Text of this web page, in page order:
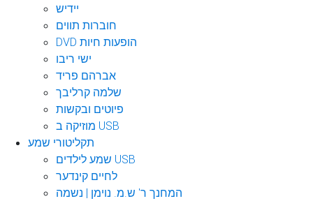
יידיש
חוברות תווים
DVD הופעות חיות
ישי ריבו
אברהם פריד
שלמה קרליבך
פיוטים ובקשות
מוזיקה ב USB
תקליטורי שמע
שמע לילדים USB
לחיים קינדער
המחנך ר' ש.מ. נוימן | נשמה